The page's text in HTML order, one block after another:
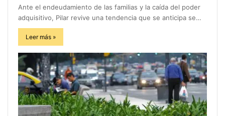
Ante el endeudamiento de las familias y la caída del poder
adquisitivo, Pilar revive una tendencia que se anticipa se…
Leer más »